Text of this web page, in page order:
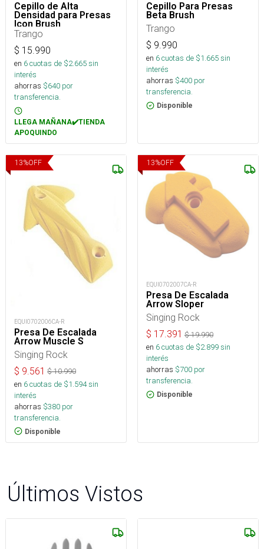
Cepillo de Alta
Densidad para Presas
Icon Brush
Trango
$ 15.990
en 6cuotas de $2.665sin
interés
ahorras $640 por
transferencia.
LLEGA MAÑANA✔️TIENDA
APOQUINDO
Cepillo Para Presas
Beta Brush
Trango
$ 9.990
en 6cuotas de $1.665sin
interés
ahorras $400 por
transferencia.
Disponible
13%OFF
EQUI0702006CA-R
Presa De Escalada
Arrow Muscle S
Singing Rock
$ 9.561 $10.990
en 6cuotas de $1.594sin
interés
ahorras $380 por
transferencia.
Disponible
13%OFF
EQUI0702007CA-R
Presa De Escalada
Arrow Sloper
Singing Rock
$ 17.391 $19.990
en 6cuotas de $2.899sin
interés
ahorras $700 por
transferencia.
Disponible
Últimos Vistos